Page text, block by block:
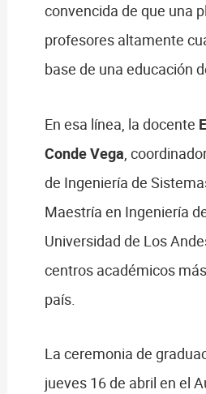
convencida de que una
profesores altamente
base de una educación
En esa línea, la docente
Conde Vega,
de Ingeniería de
Maestría en Ingeniería
Universidad de Los
centros académicos
país.
La ceremonia de
jueves 16 de abril en el